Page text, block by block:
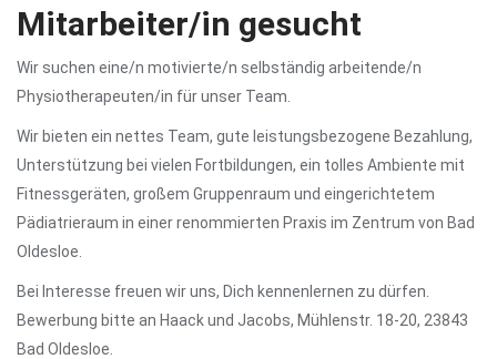
Mitarbeiter/in gesucht
Wir suchen eine/n motivierte/n selbständig arbeitende/n
Physiotherapeuten/in für unser Team.
Wir bieten ein nettes Team, gute leistungsbezogene Bezahlung,
Unterstützung bei vielen Fortbildungen, ein tolles Ambiente mit
Fitnessgeräten, großem Gruppenraum und eingerichtetem
Pädiatrieraum in einer renommierten Praxis im Zentrum von Bad
Oldesloe.
Bei Interesse freuen wir uns, Dich kennenlernen zu dürfen.
Bewerbung bitte an Haack und Jacobs, Mühlenstr. 18-20, 23843
Bad Oldesloe.